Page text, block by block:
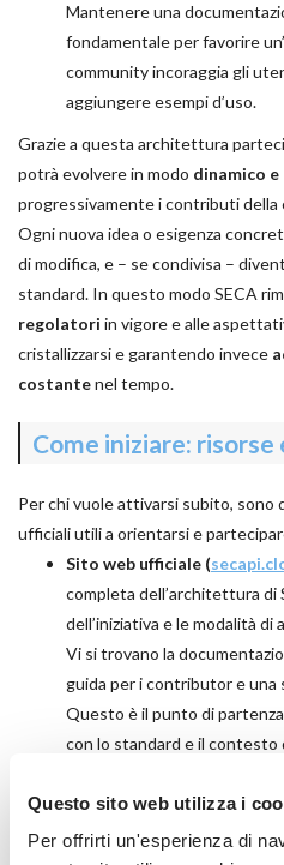
Questo sito web utilizza i
Per offrirti un'esperienza di
Mantenere una
fondamentale per favorire
community incoraggia gli
aggiungere esempi d’uso.
Grazie a questa architettura
potrà evolvere in modo dinamico
progressivamente i contributi della
Ogni nuova idea o esigenza
di modifica, e – se condivisa –
standard. In questo modo SECA
regolatori in vigore e alle
cristallizzarsi e garantendo invece
costantenel tempo.
Come iniziare:
Per chi vuole attivarsi subito, sono
ufficiali utili a orientarsi e
Sito web ufficiale (
completa dell’architettura di
dell’iniziativa e le modalità di
Vi si trovano la
guida per i contributor e una
Questo è il punto di
con lo standard e il
Sul repository pubblico (
cloud/spec) è possibile